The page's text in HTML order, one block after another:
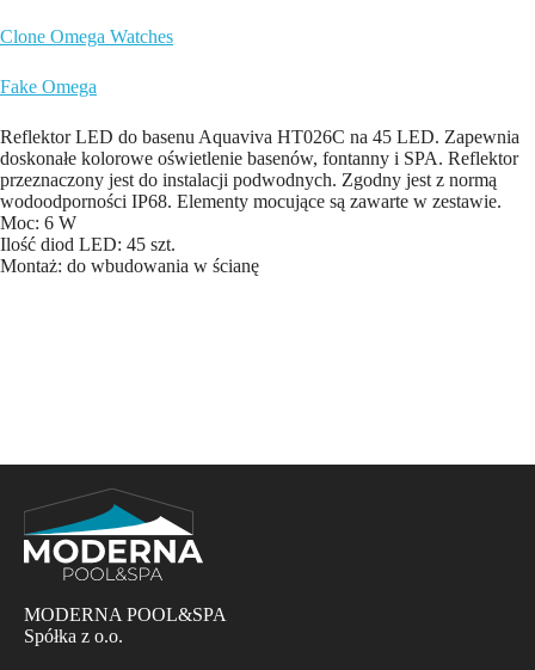
Clone Omega Watches
Fake Omega
Reflektor LED do basenu Aquaviva HT026C na 45 LED. Zapewnia
doskonałe kolorowe oświetlenie basenów, fontanny i SPA. Reflektor
przeznaczony jest do instalacji podwodnych. Zgodny jest z normą
wodoodporności IP68. Elementy mocujące są zawarte w zestawie.
Moc: 6 W
Ilość diod LED: 45 szt.
Montaż: do wbudowania w ścianę
MODERNA POOL&SPA
Spółka z o.o.